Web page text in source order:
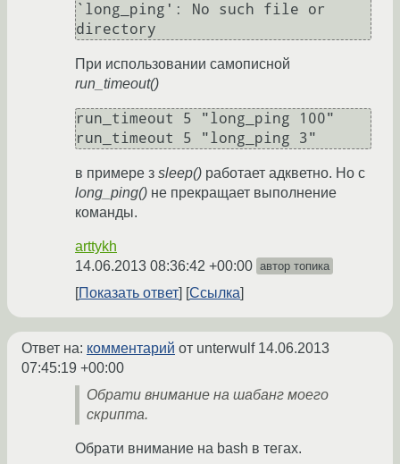
`long_ping': No such file or
При использовании самописной
run_timeout()
run_timeout 5 "long_ping 100"
в примере з sleep() работает адкветно. Но с
long_ping() не прекращает выполнение
команды.
arttykh
14.06.2013 08:36:42 +00:00 автор топика
Показать ответ Ссылка
Ответ на: комментарий от unterwulf 14.06.2013
07:45:19 +00:00
Обрати внимание на шабанг моего
скрипта.
Обрати внимание на bash в тегах.